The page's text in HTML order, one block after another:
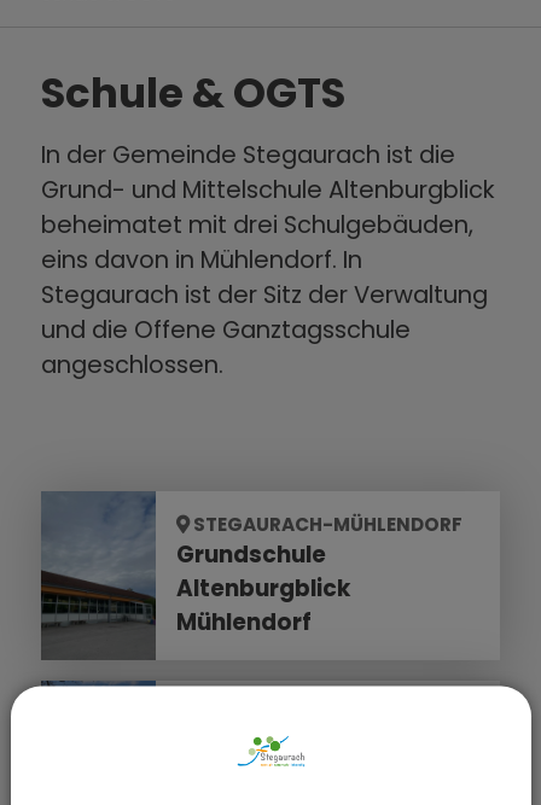
Schule & OGTS
In der Gemeinde Stegaurach ist die
Grund- und Mittelschule Altenburgblick
beheimatet mit drei Schulgebäuden,
eins davon in Mühlendorf. In
Stegaurach ist der Sitz der Verwaltung
und die Offene Ganztagsschule
angeschlossen.
STEGAURACH-MÜHLENDORF
Grundschule
Altenburgblick
Mühlendorf
Grundschule
Altenburgblick